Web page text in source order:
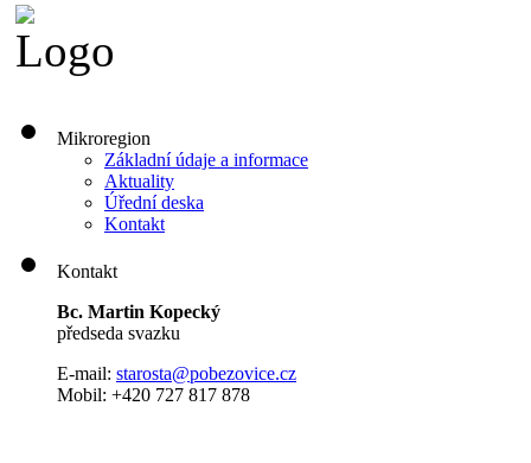
Mikroregion
Základní údaje a informace
Aktuality
Úřední deska
Kontakt
Kontakt
Bc. Martin Kopecký
předseda svazku
E-mail: starosta@pobezovice.cz
Mobil: +420 727 817 878